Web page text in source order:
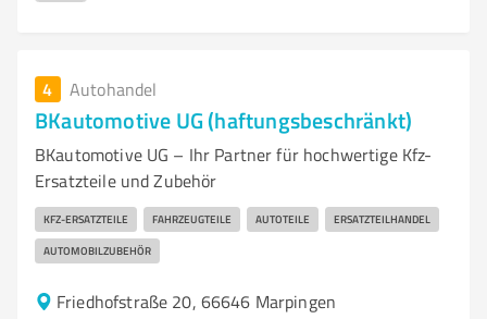
4 Autohandel
BKautomotive UG (haftungsbeschränkt)
BKautomotive UG – Ihr Partner für hochwertige Kfz-
Ersatzteile und Zubehör
KFZ-ERSATZTEILE FAHRZEUGTEILE AUTOTEILE ERSATZTEILHANDEL
AUTOMOBILZUBEHÖR
Friedhofstraße 20, 66646 Marpingen